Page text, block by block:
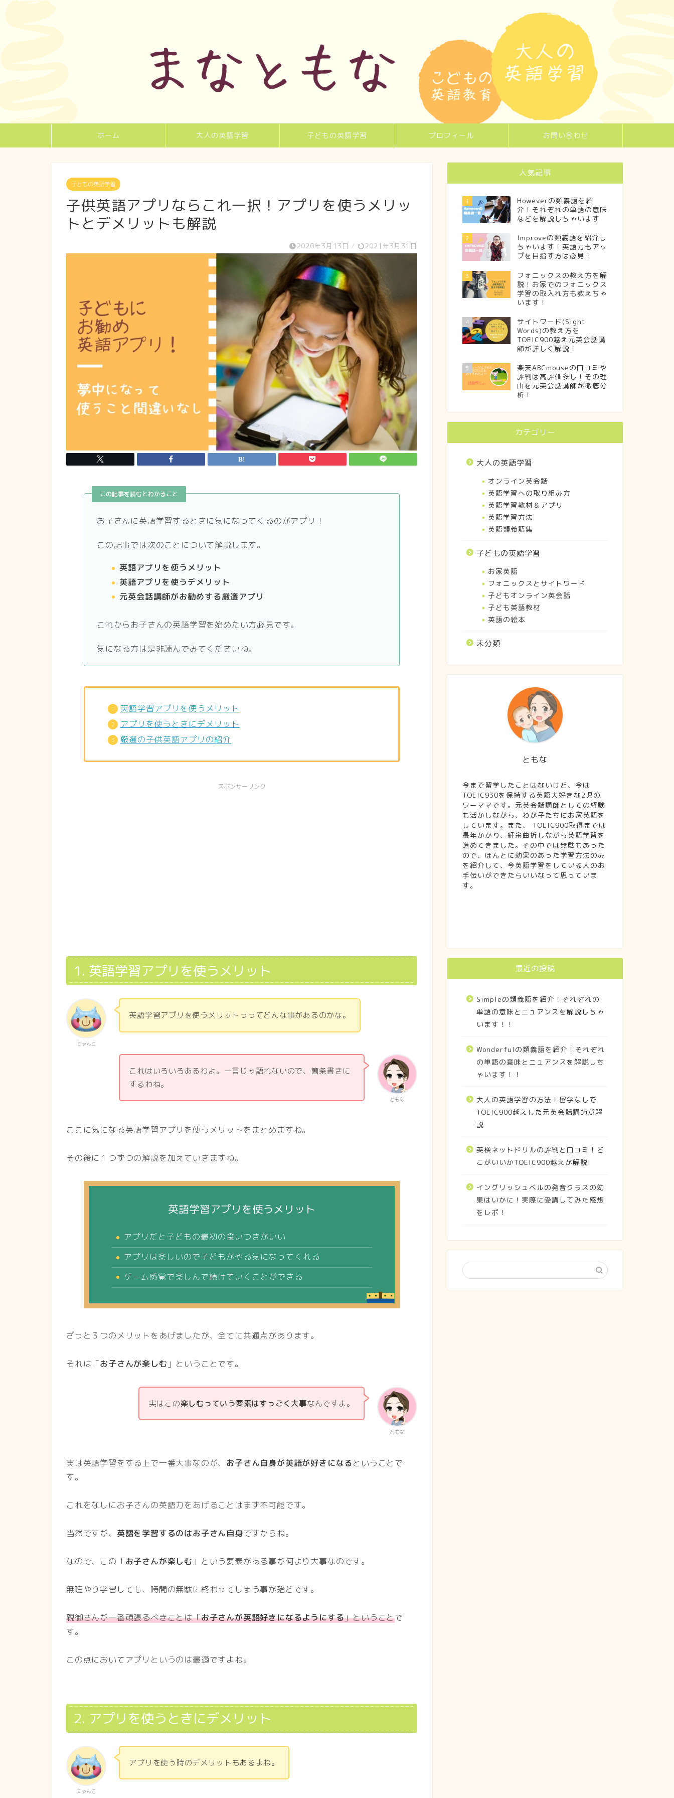
ホーム 大人の英語学習 子どもの英語学習 プロフィール お問い合わせ
子どもの英語学習
子供英語アプリならこれ一択！アプリを使うメリッ
トとデメリットも解説
2020年3月13日 / 2021年3月31日
この記事を読むとわかること
お子さんに英語学習するときに気になってくるのがアプリ！
この記事では次のことについて解説します。
英語アプリを使うメリット
英語アプリを使うデメリット
元英会話講師がお勧めする厳選アプリ
これからお子さんの英語学習を始めたい方必見です。
気になる方は是非読んでみてくださいね。
英語学習アプリを使うメリット
アプリを使うときにデメリット
厳選の子供英語アプリの紹介
スポンサーリンク
1. 英語学習アプリを使うメリット
にゃんこ
英語学習アプリを使うメリットっってどんな事があるのかな。
ともな
これはいろいろあるわよ。一言じゃ語れないので、箇条書きに
するわね。
ここに気になる英語学習アプリを使うメリットをまとめますね。
その後に１つずつの解説を加えていきますね。
英語学習アプリを使うメリット
アプリだと子どもの最初の食いつきがいい
アプリは楽しいので子どもがやる気になってくれる
ゲーム感覚で楽しんで続けていくことができる
ざっと３つのメリットをあげましたが、全てに共通点があります。
それは「お子さんが楽しむ 」ということです。
ともな
実はこの楽しむっていう要素はすっごく大事なんですよ。
実は英語学習をする上で一番大事なのが、 お子さん自身が英語が好きになるということで
す。
これをなしにお子さんの英語力をあげることはまず不可能です。
当然ですが、 英語を学習するのはお子さん自身ですからね。
なので、この「お子さんが楽しむ 」という要素がある事が何より大事なのです。
無理やり学習しても、時間の無駄に終わってしまう事が殆どです。
親御さんが一番頑張るべきことは「お子さんが英語好きになるようにする」ということで
す。
この点においてアプリというのは最適ですよね。
2. アプリを使うときにデメリット
にゃんこ
アプリを使う時のデメリットもあるよね。
人気記事
1
Howeverの類義語を紹
介！それぞれの単語の意味
などを解説しちゃいます
2
Improveの類義語を紹介し
ちゃいます！英語力もアッ
プを目指す方は必見！
3
フォニックスの教え方を解
説！お家でのフォニックス
学習の取入れ方も教えちゃ
います！
4
サイトワード(Sight
Words)の教え方を
TOEIC900越え元英会話講
師が詳しく解説！
5
楽天ABCmouseの口コミや
評判は高評価多し！その理
由を元英会話講師が徹底分
析！
カテゴリー
大人の英語学習
オンライン英会話
英語学習への取り組み方
英語学習教材＆アプリ
英語学習方法
英語類義語集
子どもの英語学習
お家英語
フォニックスとサイトワード
子どもオンライン英会話
子ども英語教材
英語の絵本
未分類
ともな
今まで留学したことはないけど、今は
TOEIC930を保持する英語大好きな2児の
ワーママです。元英会話講師としての経験
も活かしながら、わが子たちにお家英語を
しています。また、 TOEIC900取得までは
長年かかり、紆余曲折しながら英語学習を
進めてきました。その中では無駄もあった
ので、ほんとに効果のあった学習方法のみ
を紹介して、今英語学習をしている人のお
手伝いができたらいいなって思っていま
す。
最近の投稿
Simpleの類義語を紹介！それぞれの
単語の意味とニュアンスを解説しちゃ
います！！
Wonderfulの類義語を紹介！それぞれ
の単語の意味とニュアンスを解説しち
ゃいます！！
大人の英語学習の方法！留学なしで
TOEIC900越えした元英会話講師が解
説
英検ネットドリルの評判と口コミ！ど
こがいいかTOEIC900越えが解説!
イングリッシュベルの発音クラスの効
果はいかに！実際に受講してみた感想
をレポ！